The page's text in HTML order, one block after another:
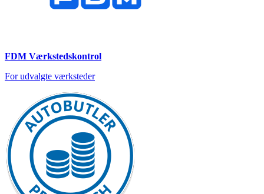
FDM Værkstedskontrol
For udvalgte værksteder